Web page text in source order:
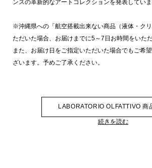
ンスの革新的なアートコレクションを発表していま
※沖縄県への「航空搭載出来ない商品（液体・ク
ただいた場合、お届けまでに5～7日お時間をいた
また、お届け日をご指定いただいた場合でもご希
ざいます。予めご了承ください。
LABORATORIO OLFATTIVO 商
続きを読む